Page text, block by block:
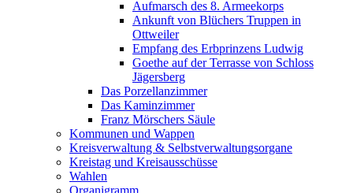
Aufmarsch des 8. Armeekorps
Ankunft von Blüchers Truppen in
Ottweiler
Empfang des Erbprinzens Ludwig
Goethe auf der Terrasse von Schloss
Jägersberg
Das Porzellanzimmer
Das Kaminzimmer
Franz Mörschers Säule
Kommunen und Wappen
Kreisverwaltung & Selbstverwaltungsorgane
Kreistag und Kreisausschüsse
Wahlen
Organigramm